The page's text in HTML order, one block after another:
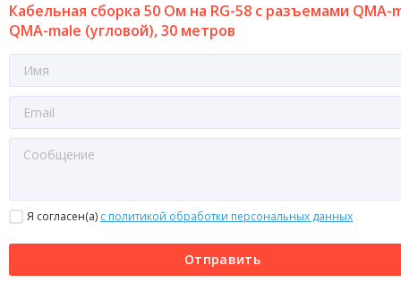
Кабельная сборка 50 Ом на RG-58 с разъемами QMA-
QMA-male (угловой), 30 метров
Я согласен(a) с политикой обработки персональных данных
Отправить